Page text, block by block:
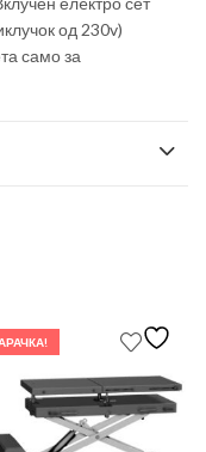
од 230v)
само за